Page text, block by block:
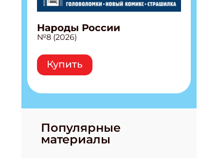
Народы России
№8 (2026)
Купить
Популярные
материалы